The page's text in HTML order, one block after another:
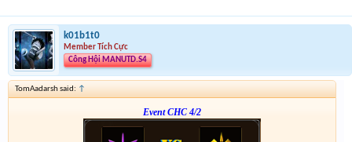
k01b1t0
Member Tích Cực
Công Hội MANUTD.S4
TomAadarsh said: ↑
Event CHC 4/2